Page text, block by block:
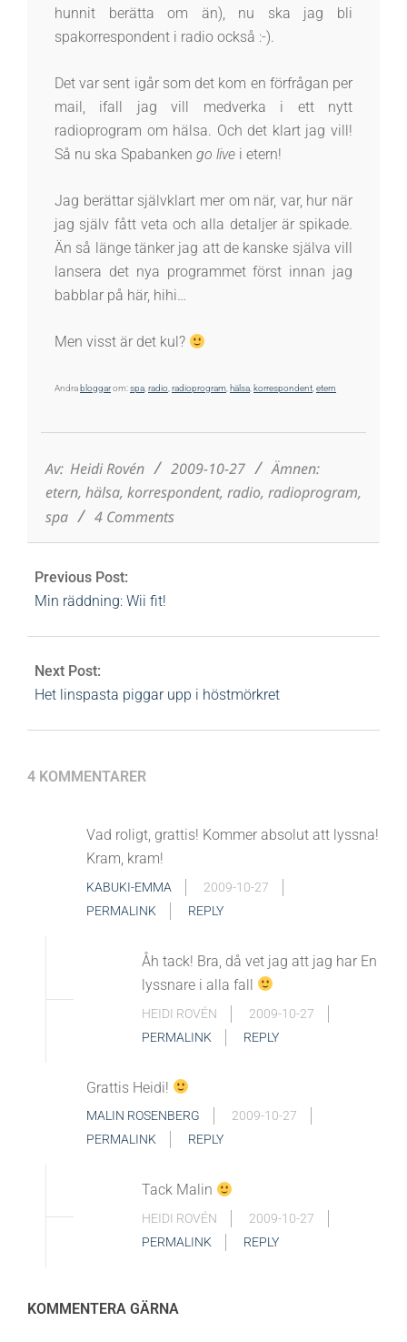
hunnit berätta om än), nu ska jag bli
spakorrespondent i radio också :-).
Det var sent igår som det kom en förfrågan per
mail, ifall jag vill medverka i ett nytt
radioprogram om hälsa. Och det klart jag vill!
Så nu ska Spabanken go live i etern!
Jag berättar självklart mer om när, var, hur när
jag själv fått veta och alla detaljer är spikade.
Än så länge tänker jag att de kanske själva vill
lansera det nya programmet först innan jag
babblar på här, hihi…
Men visst är det kul?
Andrabloggarom:spa,radio,radioprogram,hälsa,korrespondent,etern
27
Av: Heidi Rovén 2009-10-27
Ämnen:
etern, hälsa, korrespondent, radio, radioprogram,
spa
4 Comments
Previous Post:
Min räddning: Wii fit!
Next Post:
Het linspasta piggar upp i höstmörkret
4 KOMMENTARER
Vad roligt, grattis! Kommer absolut att lyssna!
Kram, kram!
KABUKI-EMMA
2009-10-27
PERMALINK
REPLY
Åh tack! Bra, då vet jag att jag har En
lyssnare i alla fall
HEIDI ROVÉN
2009-10-27
PERMALINK
REPLY
Grattis Heidi!
MALIN ROSENBERG
2009-10-27
PERMALINK
REPLY
Tack Malin
HEIDI ROVÉN
2009-10-27
PERMALINK
REPLY
KOMMENTERA GÄRNA